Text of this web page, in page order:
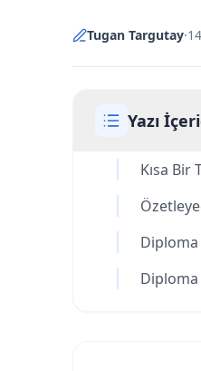
Tugan Targutay·
Yazı
Kısa Bir
Diploma